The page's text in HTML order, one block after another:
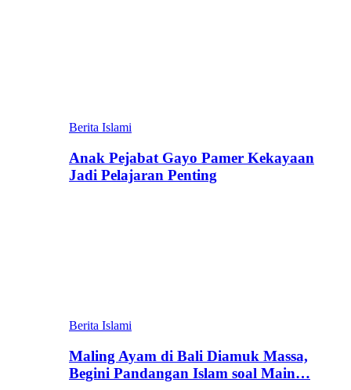
Berita Islami
Anak Pejabat Gayo Pamer Kekayaan
Jadi Pelajaran Penting
Berita Islami
Maling Ayam di Bali Diamuk Massa,
Begini Pandangan Islam soal Main…